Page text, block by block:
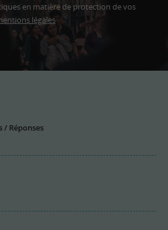
en matière de protection de vos
légales
/ Réponses